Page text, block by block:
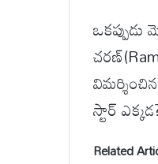
స్టార్
Related